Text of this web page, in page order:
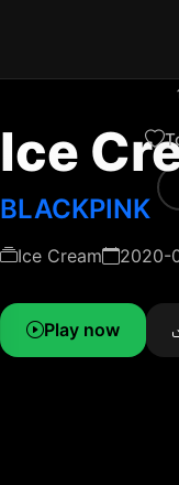
Ice
BLACKPINK
Ice Cream 2020-
Play now